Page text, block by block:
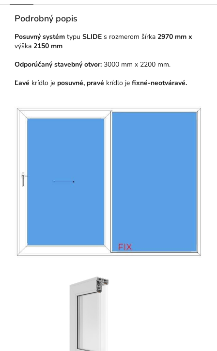
Podrobný popis
Posuvný systém typu SLIDE s rozmerom šírka 2970 mm x
výška 2150 mm
Odporúčaný stavebný otvor: 3000 mm x 2200 mm.
Ľavé krídlo je posuvné, pravé krídlo je fixné-neotváravé.